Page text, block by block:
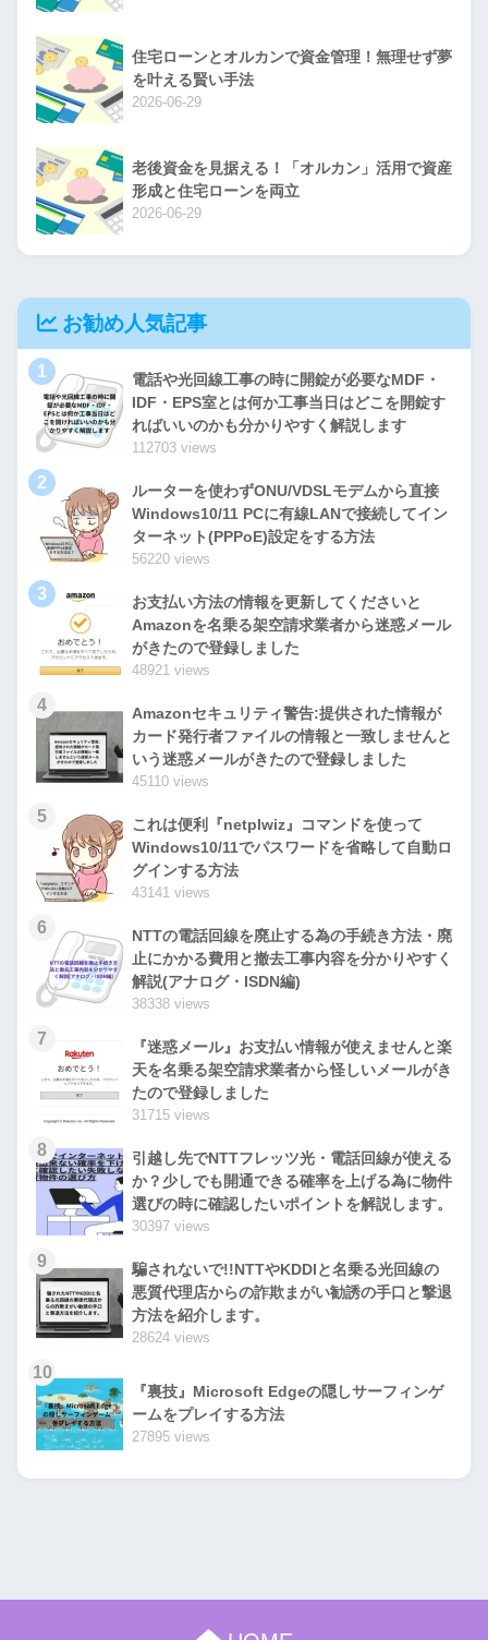
住宅ローンとオルカンで資金管理！無理せず夢
を叶える賢い手法
2026-06-29
老後資金を見据える！「オルカン」活用で資産
形成と住宅ローンを両立
2026-06-29
お勧め人気記事
1
電話や光回線工事の時に開錠が必要なMDF・
IDF・EPS室とは何か工事当日はどこを開錠す
ればいいのかも分かりやすく解説します
112703 views
2
ルーターを使わずONU/VDSLモデムから直接
Windows10/11 PCに有線LANで接続してイン
ターネット(PPPoE)設定をする方法
56220 views
3
お支払い方法の情報を更新してくださいと
Amazonを名乗る架空請求業者から迷惑メール
がきたので登録しました
48921 views
4
Amazonセキュリティ警告:提供された情報が
カード発行者ファイルの情報と一致しませんと
いう迷惑メールがきたので登録しました
45110 views
5
これは便利『netplwiz』コマンドを使って
Windows10/11でパスワードを省略して自動ロ
グインする方法
43141 views
6
NTTの電話回線を廃止する為の手続き方法・廃
止にかかる費用と撤去工事内容を分かりやすく
解説(アナログ・ISDN編)
38338 views
7
『迷惑メール』お支払い情報が使えませんと楽
天を名乗る架空請求業者から怪しいメールがき
たので登録しました
31715 views
8
引越し先でNTTフレッツ光・電話回線が使える
か？少しでも開通できる確率を上げる為に物件
選びの時に確認したいポイントを解説します。
30397 views
9
騙されないで!!NTTやKDDIと名乗る光回線の
悪質代理店からの詐欺まがい勧誘の手口と撃退
方法を紹介します。
28624 views
10
『裏技』Microsoft Edgeの隠しサーフィンゲ
ームをプレイする方法
27895 views